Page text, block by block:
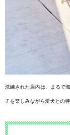
洗練された店内は、まるで
チを楽しみながら愛犬との特